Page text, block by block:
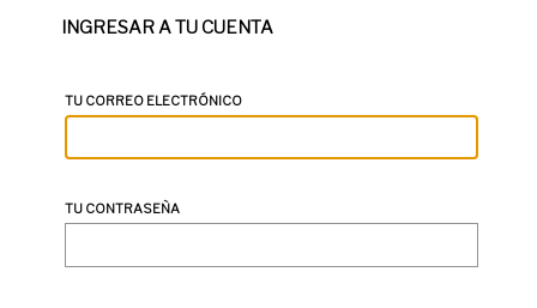
INGRESAR A TU CUENTA
TU CORREO ELECTRÓNICO
TU CONTRASEÑA